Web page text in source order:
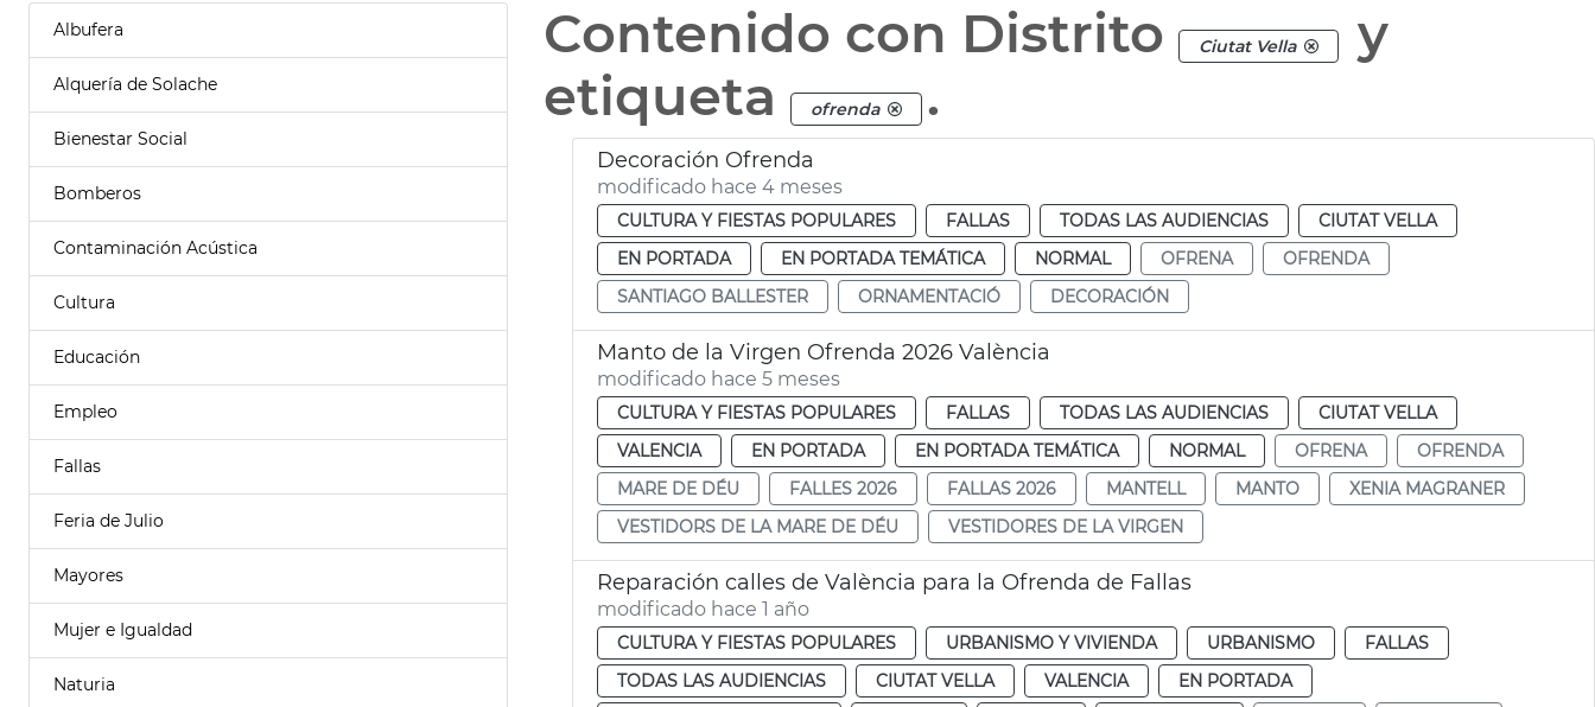
Albufera
Alquería de Solache
Bienestar Social
Bomberos
Contaminación Acústica
Cultura
Educación
Empleo
Fallas
Feria de Julio
Mayores
Mujer e Igualdad
Naturia
Contenido con Distrito Ciutat Vella
y
etiqueta
ofrenda .
Decoración Ofrenda
modificado hace 4 meses
CULTURA Y FIESTAS POPULARES FALLAS TODAS LAS AUDIENCIAS
CIUTAT VELLA
EN PORTADA
EN PORTADA TEMÁTICA NORMAL OFRENA
OFRENDA
SANTIAGO BALLESTER
ORNAMENTACIÓ DECORACIÓN
Manto de la Virgen Ofrenda 2026 València
modificado hace 5 meses
CULTURA Y FIESTAS POPULARES FALLAS TODAS LAS AUDIENCIAS
CIUTAT VELLA
VALENCIA
EN PORTADA EN PORTADA TEMÁTICA NORMAL OFRENA
OFRENDA
MARE DE DÉU
FALLES 2026 FALLAS 2026 MANTELL MANTO
XENIA MAGRANER
VESTIDORS DE LA MARE DE DÉU
VESTIDORES DE LA VIRGEN
Reparación calles de València para la Ofrenda de Fallas
modificado hace 1 año
CULTURA Y FIESTAS POPULARES URBANISMO Y VIVIENDA URBANISMO
FALLAS
TODAS LAS AUDIENCIAS
CIUTAT VELLA VALENCIA
EN PORTADA